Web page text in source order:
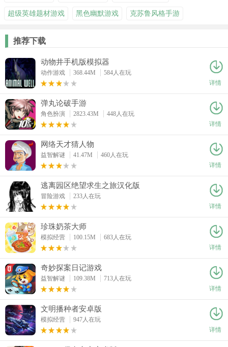
超级英雄题材游戏 黑色幽默游戏 克苏鲁风格手游
推荐下载
动物井手机版模拟器
动作游戏 368.44M
584人在玩
详情
弹丸论破手游
角色扮演 2823.43M
448人在玩
详情
网络天才猜人物
益智解谜 41.47M
460人在玩
详情
逃离园区绝望求生之旅汉化版
冒险游戏
233人在玩
详情
珍珠奶茶大师
模拟经营 100.15M
683人在玩
详情
奇妙探案日记游戏
益智解谜 109.38M
713人在玩
详情
文明播种者安卓版
模拟经营
947人在玩
详情